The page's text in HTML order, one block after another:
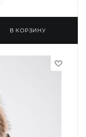
В КОРЗИНУ